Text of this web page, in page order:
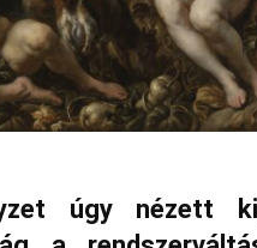
úgy nézett